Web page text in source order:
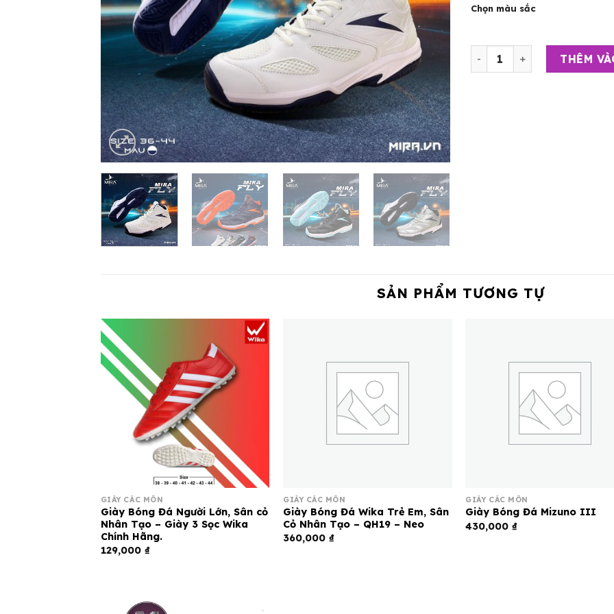
Chọn màu sắc
Giày Đa Năng, BóngTHÊM
SẢN PHẨM TƯƠNG TỰ
GIÀY CÁC MÔN
Giày Bóng Đá Người Lớn, Sân cỏ
Nhân Tạo – Giày 3 Sọc Wika
Chính Hãng.
129,000 ₫
GIÀY CÁC MÔN
Giày Bóng Đá Wika Trẻ Em, Sân
Cỏ Nhân Tạo – QH19 – Neo
360,000₫
GIÀY CÁC MÔN
Giày Bóng Đá Mizuno III
430,000₫